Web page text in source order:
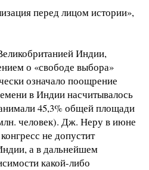
перед лицом истории»,
Индии,
о «свободе выбора»
означало поощрение
в Индии насчитывалось
45,3% общей площади
человек). Дж. Неру в июне
не допустит
а в дальнейшем
какой-либо